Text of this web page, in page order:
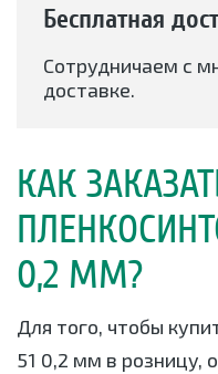
Бесплатная
Сотрудничаем с
доставке.
КАК
0,2 ММ?
Для того, чтобы
51 0,2 мм в розницу,